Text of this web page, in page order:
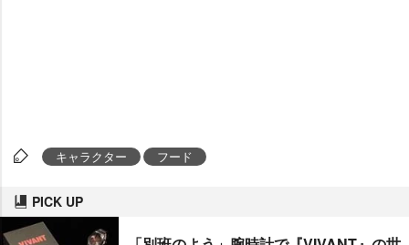
キャラクター フード
PICK UP